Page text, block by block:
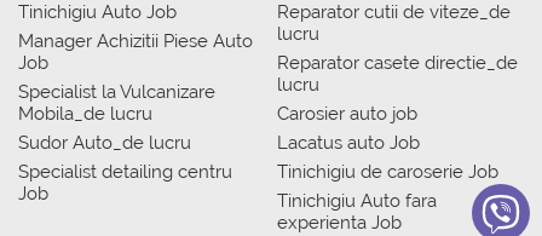
Tinichigiu Auto Job
Manager Achizitii Piese Auto
Job
Specialist la Vulcanizare
Mobila_de lucru
Sudor Auto_de lucru
Specialist detailing centru
Job
Reparator cutii de viteze_de
lucru
Reparator casete directie_de
lucru
Carosier auto job
Lacatus auto Job
Tinichigiu de caroserie Job
Tinichigiu Auto fara
experienta Job